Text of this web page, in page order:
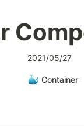
2021/05/27
Container